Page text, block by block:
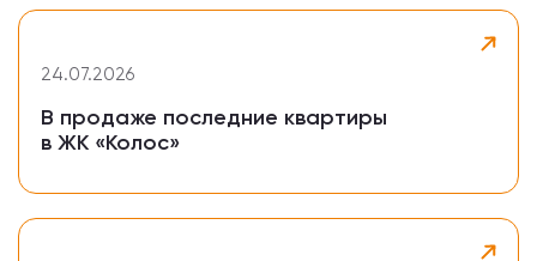
24.07.2026
В продаже последние квартиры
в ЖК «Колос»